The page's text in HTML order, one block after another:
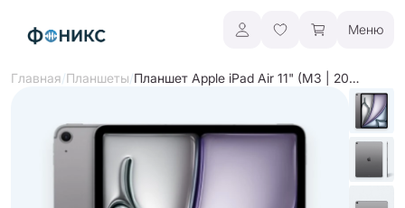
Меню
Главная/Планшеты/ Планшет Apple iPad Air 11" (M3 | 2025)